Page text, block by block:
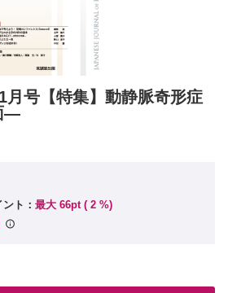
月号【特集】動静脈奇形症
―
ト： 最大 66pt ( 2 %)